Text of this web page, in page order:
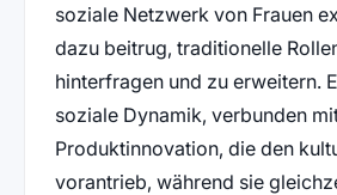
soziale Netzwerk von Frauen
dazu beitrug, traditionelle
hinterfragen und zu erweitern.
soziale Dynamik, verbunden
Produktinnovation, die den
vorantrieb, während sie